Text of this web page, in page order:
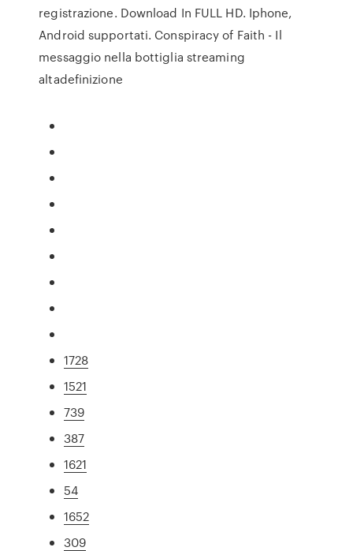
registrazione. Download In FULL HD. Iphone,
Android supportati. Conspiracy of Faith - Il
messaggio nella bottiglia streaming
altadefinizione
1728
1521
739
387
1621
54
1652
309